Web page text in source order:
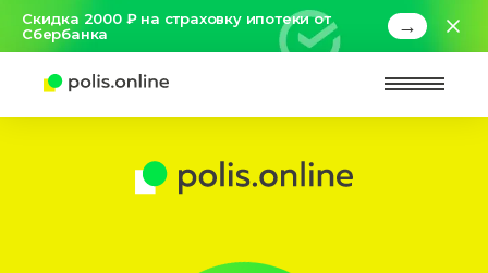
Скидка 2000 ₽ на страховку ипотеки от
Сбербанка
→